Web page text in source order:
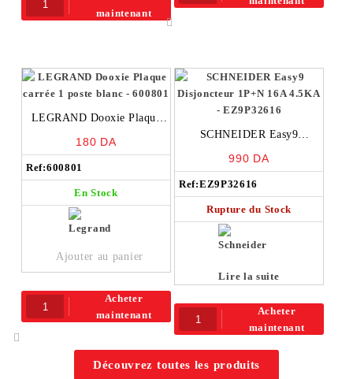
maintenant
LEGRAND Dooxie Plaque
180 DA
Ref:600801
En Stock
Ajouter au panier
Acheter
maintenant
SCHNEIDER Easy9
990 DA
Ref:EZ9P32616
Rupture du Stock
Lire la suite
Acheter
maintenant
Découvrez toutes les produits